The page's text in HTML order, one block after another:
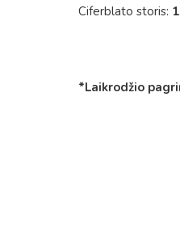
Ciferblato storis:
*Laikrodžio